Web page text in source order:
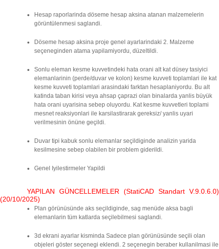
Hesap raporlarinda döseme hesap aksina atanan malzemelerin
görüntülenmesi saglandi.
Döseme hesap aksina proje genel ayarlarindaki 2. Malzeme
seçeneginden atama yapilamiyordu, düzeltildi.
Sonlu eleman kesme kuvvetindeki hata orani alt kat düsey tasiyici
elemanlarinin (perde/duvar ve kolon) kesme kuvveti toplamlari ile kat
kesme kuvveti toplamlari arasindaki farktan hesaplaniyordu. Bu alt
katinda taban kirisi veya ahsap çaprazi olan binalarda yanlis büyük
hata orani uyarisina sebep oluyordu. Kat kesme kuvvetleri toplami
mesnet reaksiyonlari ile karsilastirarak gereksiz/ yanlis uyari
verilmesinin önüne geçildi.
Duvar tipi kabuk sonlu elemanlar seçildiginde analizin yarida
kesilmesine sebep olabilen bir problem giderildi.
Genel Iyilestirmeler Yapildi
YAPILAN GÜNCELLEMELER (StatiCAD Standart V.9.0.6.0)
(20/10/2025)
Plan görünüsünde aks seçildiginde, sag menüde aksa bagli
elemanlarin tüm katlarda seçilebilmesi saglandi.
3d ekrani ayarlar kisminda Sadece plan görünüsünde seçili olan
objeleri göster seçenegi eklendi. 2 seçenegin beraber kullanilmasi ile